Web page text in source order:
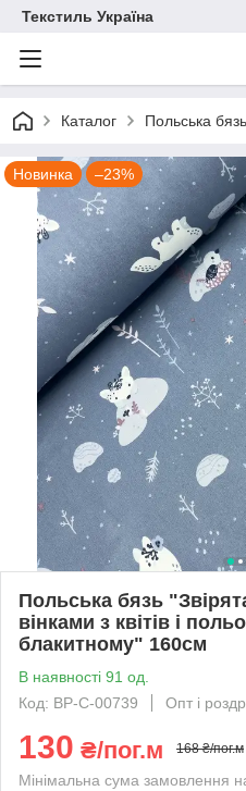
Текстиль Україна
Каталог Польська
Новинка –23%
Польська бязь
вінками з квітів і
блакитному" 160см
В наявності 91 од.
Код: BP-C-00739
Опт і
130 ₴/пог.м 168 ₴/пог.м
Мінімальна сума замовлення